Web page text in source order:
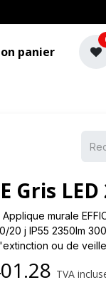
panier
Gris
murale
20 j IP55 2350lm
ou de
TVA